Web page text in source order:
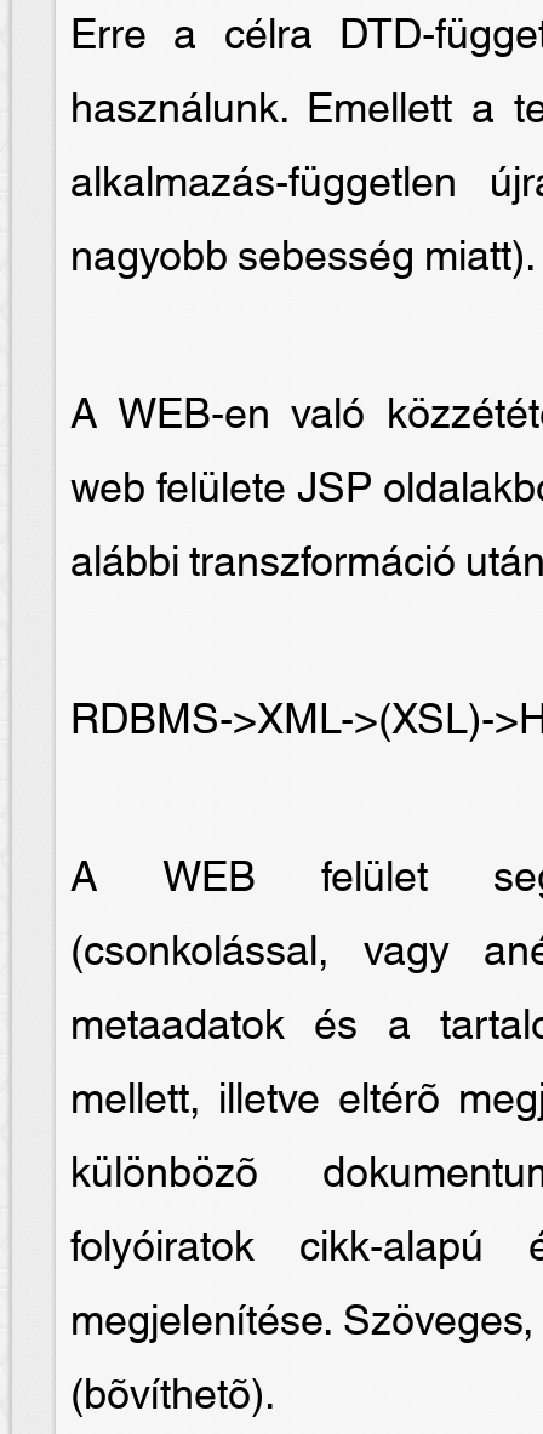
Erre a célra DTD-
használunk. Emellett a
alkalmazás-független
nagyobb sebesség miatt).
A WEB-en való
web felülete JSP
alábbi transzformáció
RDBMS->XML->(XSL)-
A WEB felület
(csonkolással, vagy
metaadatok és a
mellett, illetve eltérõ
különbözõ
folyóiratok cikk-alapú
megjelenítése.
(bõvíthetõ).